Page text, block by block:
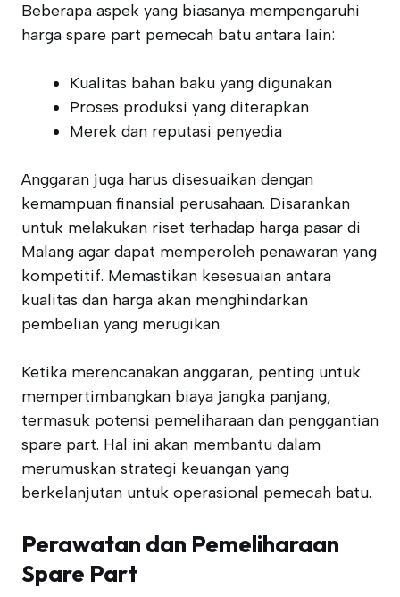
Beberapa aspek yang biasanya mempengaruhi
harga spare part pemecah batu antara lain:
Kualitas bahan baku yang digunakan
Proses produksi yang diterapkan
Merek dan reputasi penyedia
Anggaran juga harus disesuaikan dengan
kemampuan finansial perusahaan. Disarankan
untuk melakukan riset terhadap harga pasar di
Malang agar dapat memperoleh penawaran yang
kompetitif. Memastikan kesesuaian antara
kualitas dan harga akan menghindarkan
pembelian yang merugikan.
Ketika merencanakan anggaran, penting untuk
mempertimbangkan biaya jangka panjang,
termasuk potensi pemeliharaan dan penggantian
spare part. Hal ini akan membantu dalam
merumuskan strategi keuangan yang
berkelanjutan untuk operasional pemecah batu.
Perawatan dan Pemeliharaan
Spare Part